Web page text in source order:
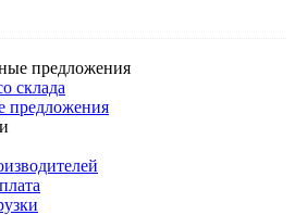
предложения
склада
предложения